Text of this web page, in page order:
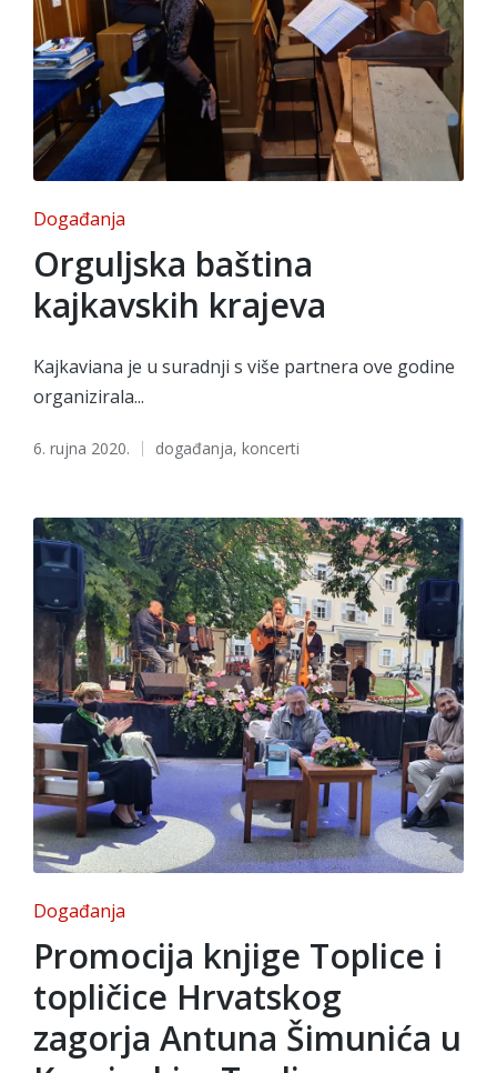
Posted
in
Događanja
Orguljska baština
kajkavskih krajeva
Kajkaviana je u suradnji s više partnera ove godine
organizirala...
6. rujna 2020.
Tags: događanja, koncerti
Posted
in
Događanja
Promocija knjige Toplice i
topličice Hrvatskog
zagorja Antuna Šimunića u